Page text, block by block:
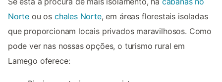
Norte ou os chales Norte, em áreas florestais isoladas
que proporcionam locais privados maravilhosos. Como
pode ver nas nossas opções, o turismo rural em
Lamego oferece: